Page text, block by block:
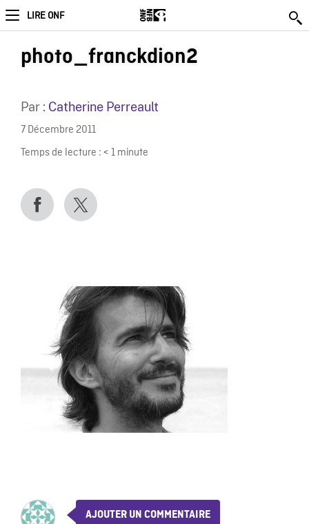
LIRE ONF
photo_franckdion2
Par : Catherine Perreault
7 Décembre 2011
Temps de lecture : < 1 minute
AJOUTER UN COMMENTAIRE